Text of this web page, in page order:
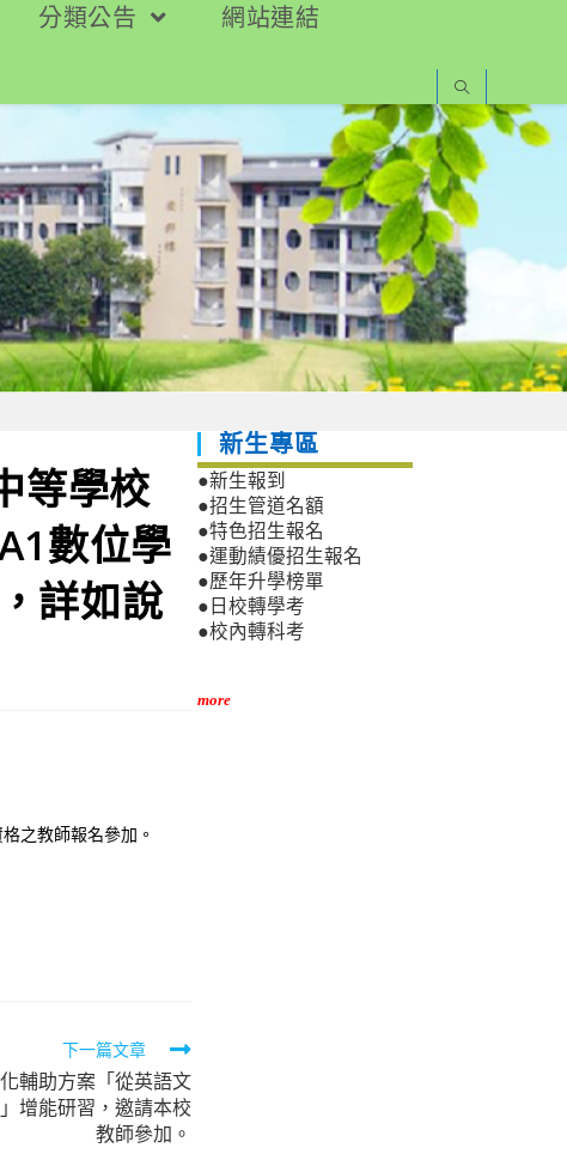
分類公告
網站連結
等學校
數位學
詳如說
之教師報名參加。
下一篇文章
輔助方案「從英語文
增能研習，邀請本校
教師參加。
新生專區
●新生報到
●招生管道名額
●特色招生報名
●運動績優招生報名
●歷年升學榜單
●日校轉學考
●校內轉科考
more